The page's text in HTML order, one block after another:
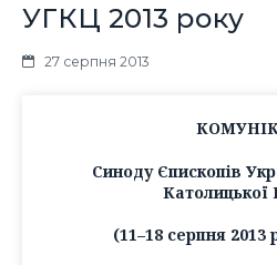
УГКЦ 2013 року
27 серпня 2013
Синоду Єпископів
Католицької
(11–18 серпня 2013